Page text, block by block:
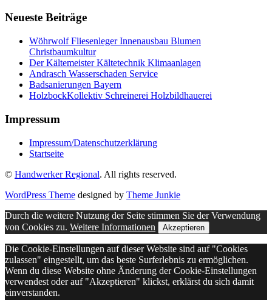
Neueste Beiträge
Wöhrwolf Fliesenleger Innenausbau Blumen
Christbaumkultur
Der Kältemeister Kältetechnik Klimaanlagen
Andrasch Wasserschaden Service
Badsanierungen Bayern
HolzbockKollektiv Schreinerei Holzbildhauerei
Impressum
Impressum/Datenschutzerklärung
Startseite
© Handwerker Regional. All rights reserved.
WordPress Theme designed by Theme Junkie
Durch die weitere Nutzung der Seite stimmen Sie der Verwendung
von Cookies zu. Weitere Informationen Akzeptieren
Die Cookie-Einstellungen auf dieser Website sind auf "Cookies
zulassen" eingestellt, um das beste Surferlebnis zu ermöglichen.
Wenn du diese Website ohne Änderung der Cookie-Einstellungen
verwendest oder auf "Akzeptieren" klickst, erklärst du sich damit
einverstanden.